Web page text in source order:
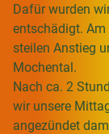
Dafür wurden
entschädigt.
steilen Anstieg
Mochental.
Nach ca. 2
wir unsere
angezündet